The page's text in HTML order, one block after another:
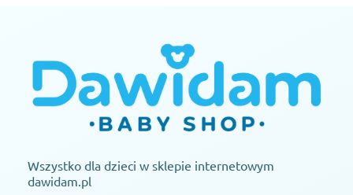
Wszystko dla dzieci w sklepie internetowym
dawidam.pl